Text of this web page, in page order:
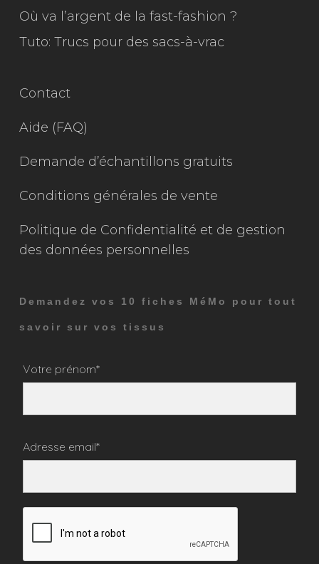
Où va l’argent de la fast-fashion ?
Tuto: Trucs pour des sacs-à-vrac
Contact
Aide (FAQ)
Demande d’échantillons gratuits
Conditions générales de vente
Politique de Confidentialité et de gestion
des données personnelles
Demandez vos 10 fiches MéMo pour tout
savoir sur vos tissus
Votre prénom*
Adresse email*